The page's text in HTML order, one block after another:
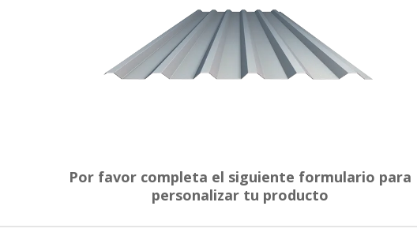
Por favor completa el siguiente formulario para
personalizar tu producto